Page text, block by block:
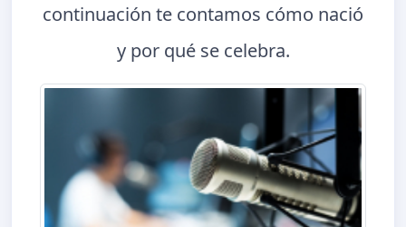
continuación te contamos cómo nació
y por qué se celebra.